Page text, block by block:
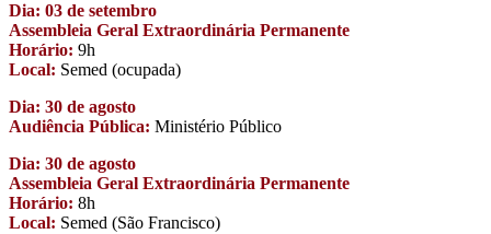
Dia: 03 de setembro
Assembleia Geral Extraordinária Permanente
Horário: 9h
Local: Semed (ocupada)
Dia: 30 de agosto
Audiência Pública: Ministério Público
Dia: 30 de agosto
Assembleia Geral Extraordinária Permanente
Horário: 8h
Local: Semed (São Francisco)